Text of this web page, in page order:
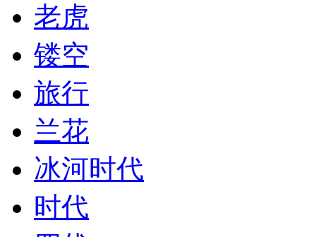
老虎
镂空
旅行
兰花
冰河时代
时代